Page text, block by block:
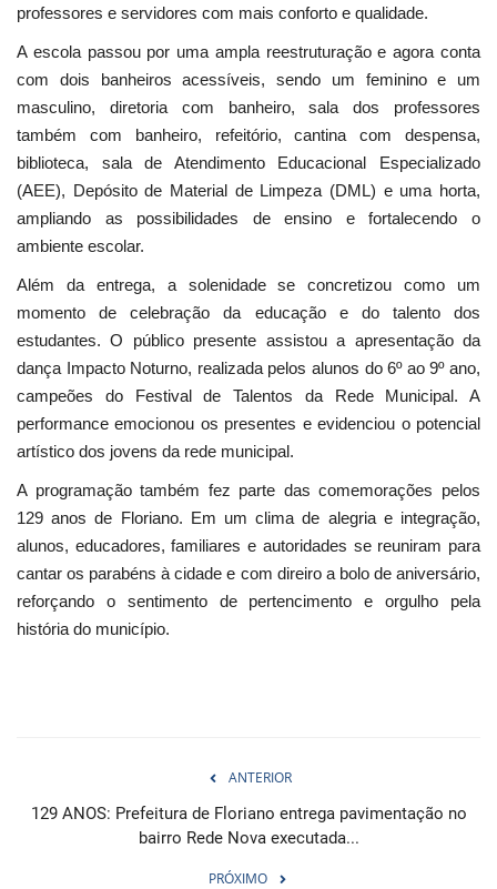
professores e servidores com mais conforto e qualidade.
A escola passou por uma ampla reestruturação e agora conta
com dois banheiros acessíveis, sendo um feminino e um
masculino, diretoria com banheiro, sala dos professores
também com banheiro, refeitório, cantina com despensa,
biblioteca, sala de Atendimento Educacional Especializado
(AEE), Depósito de Material de Limpeza (DML) e uma horta,
ampliando as possibilidades de ensino e fortalecendo o
ambiente escolar.
Além da entrega, a solenidade se concretizou como um
momento de celebração da educação e do talento dos
estudantes. O público presente assistou a apresentação da
dança Impacto Noturno, realizada pelos alunos do 6º ao 9º ano,
campeões do Festival de Talentos da Rede Municipal. A
performance emocionou os presentes e evidenciou o potencial
artístico dos jovens da rede municipal.
A programação também fez parte das comemorações pelos
129 anos de Floriano. Em um clima de alegria e integração,
alunos, educadores, familiares e autoridades se reuniram para
cantar os parabéns à cidade e com direiro a bolo de aniversário,
reforçando o sentimento de pertencimento e orgulho pela
história do município.
ANTERIOR
129 ANOS: Prefeitura de Floriano entrega pavimentação no
bairro Rede Nova executada...
PRÓXIMO